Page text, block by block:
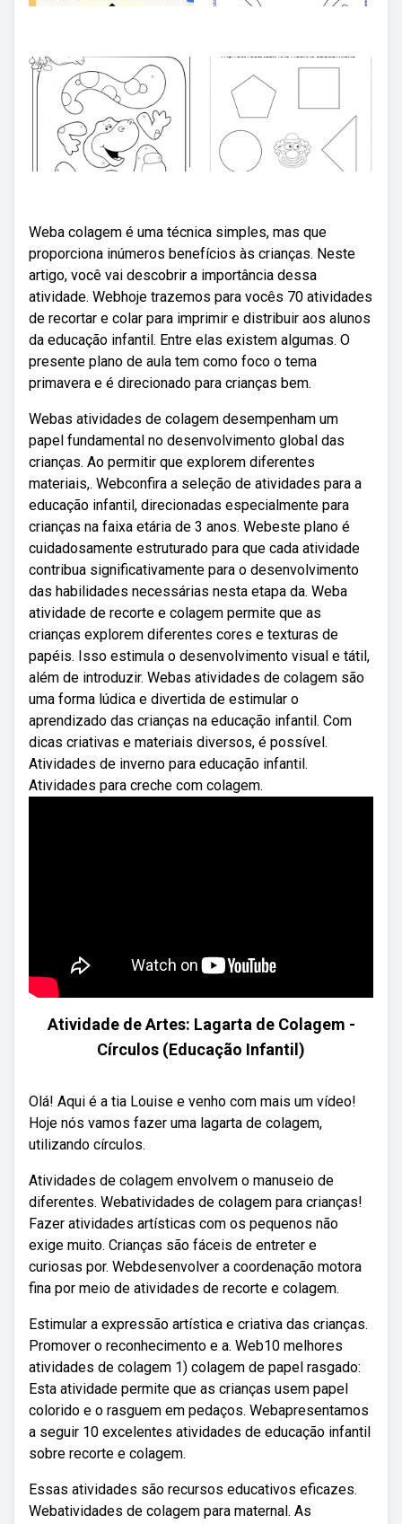
Weba colagem é uma técnica simples, mas que
proporciona inúmeros benefícios às crianças. Neste
artigo, você vai descobrir a importância dessa
atividade. Webhoje trazemos para vocês 70 atividades
de recortar e colar para imprimir e distribuir aos alunos
da educação infantil. Entre elas existem algumas. O
presente plano de aula tem como foco o tema
primavera e é direcionado para crianças bem.
Webas atividades de colagem desempenham um
papel fundamental no desenvolvimento global das
crianças. Ao permitir que explorem diferentes
materiais,. Webconfira a seleção de atividades para a
educação infantil, direcionadas especialmente para
crianças na faixa etária de 3 anos. Webeste plano é
cuidadosamente estruturado para que cada atividade
contribua significativamente para o desenvolvimento
das habilidades necessárias nesta etapa da. Weba
atividade de recorte e colagem permite que as
crianças explorem diferentes cores e texturas de
papéis. Isso estimula o desenvolvimento visual e tátil,
além de introduzir. Webas atividades de colagem são
uma forma lúdica e divertida de estimular o
aprendizado das crianças na educação infantil. Com
dicas criativas e materiais diversos, é possível.
Atividades de inverno para educação infantil.
Atividades para creche com colagem.
Atividade de Artes: Lagarta de Colagem -
Círculos (Educação Infantil)
Olá! Aqui é a tia Louise e venho com mais um vídeo!
Hoje nós vamos fazer uma lagarta de colagem,
utilizando círculos.
Atividades de colagem envolvem o manuseio de
diferentes. Webatividades de colagem para crianças!
Fazer atividades artísticas com os pequenos não
exige muito. Crianças são fáceis de entreter e
curiosas por. Webdesenvolver a coordenação motora
fina por meio de atividades de recorte e colagem.
Estimular a expressão artística e criativa das crianças.
Promover o reconhecimento e a. Web10 melhores
atividades de colagem 1) colagem de papel rasgado:
Esta atividade permite que as crianças usem papel
colorido e o rasguem em pedaços. Webapresentamos
a seguir 10 excelentes atividades de educação infantil
sobre recorte e colagem.
Essas atividades são recursos educativos eficazes.
Webatividades de colagem para maternal. As